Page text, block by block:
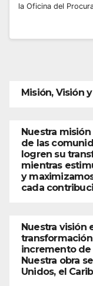
la Oficina del
Misión, Visión
Nuestra
de las
logren su
mientras
y
cada
Nuestra visión
incremento de
Nuestra obra
Unidos, el